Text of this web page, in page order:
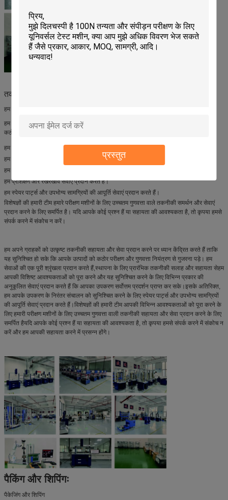
प्रस्तुत
तकनीकी सहायता और सेवाएं:
हम अपने ग्राहकों को असाधारण तकनीकी सहायता और सेवाएं प्रदान करने के लिए प्रतिबद्ध हैं।
हम यह सुनिश्चित करने के लिए सेवाओं की एक व्यापक श्रृंखला प्रदान करते हैं कि आपके उत्पाद को
कठोर परीक्षण और गुणवत्ता नियंत्रण के अधीन किया जाए।
हम प्रारंभिक जांच से लेकर उत्पाद वितरण तक तकनीकी सलाह और सहायता प्रदान करते हैं।
हम आपकी विशिष्ट आवश्यकताओं के अनुरूप विभिन्न प्रकार की सेवाएं प्रदान करते हैं।
हम स्थापना और सेटअप सेवाएं प्रदान करते हैं।
हम प्रशिक्षण और रखरखाव सेवाएं प्रदान करते हैं।
हम स्पेयर पार्ट्स और उपभोग्य सामग्रियों की आपूर्ति सेवाएं प्रदान करते हैं।
विशेषज्ञों की हमारी टीम हमारे परीक्षण मशीनों के लिए उच्चतम गुणवत्ता वाले तकनीकी समर्थन और सेवाएं
प्रदान करने के लिए समर्पित है। यदि आपके कोई प्रश्न हैं या सहायता की आवश्यकता है, तो कृपया हमसे
संपर्क करने में संकोच न करें।
हम अपने ग्राहकों को उत्कृष्ट तकनीकी सहायता और सेवा प्रदान करने पर ध्यान केंद्रित करते हैं ताकि
यह सुनिश्चित हो सके कि आपके उत्पादों को कठोर परीक्षण और गुणवत्ता नियंत्रण से गुजरना पड़े। हम
सेवाओं की एक पूरी श्रृंखला प्रदान करते हैं,स्थापना के लिए प्रारंभिक तकनीकी सलाह और सहायता सेहम
आपकी विशिष्ट आवश्यकताओं को पूरा करने और यह सुनिश्चित करने के लिए विभिन्न प्रकार की
अनुकूलित सेवाएं प्रदान करते हैं कि आपका उपकरण सर्वोत्तम प्रदर्शन प्राप्त कर सके।इसके अतिरिक्त,
हम आपके उपकरण के निरंतर संचालन को सुनिश्चित करने के लिए स्पेयर पार्ट्स और उपभोग्य सामग्रियों
की आपूर्ति सेवाएं प्रदान करते हैं।विशेषज्ञों की हमारी टीम आपकी विभिन्न आवश्यकताओं को पूरा करने के
लिए हमारी परीक्षण मशीनों के लिए उच्चतम गुणवत्ता वाली तकनीकी सहायता और सेवा प्रदान करने के लिए
समर्पित हैयदि आपके कोई प्रश्न हैं या सहायता की आवश्यकता है, तो कृपया हमसे संपर्क करने में संकोच न
करें और हम आपकी सहायता करने में प्रसन्न होंगे।
पैकिंग और शिपिंगः
पैकेजिंग और शिपिंग